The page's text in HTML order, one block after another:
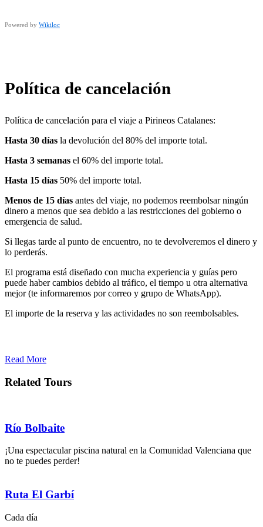
Powered by Wikiloc
Política de cancelación
Política de cancelación para el viaje a Pirineos Catalanes:
Hasta 30 días la devolución del 80% del importe total.
Hasta 3 semanas el 60% del importe total.
Hasta 15 días 50% del importe total.
Menos de 15 días antes del viaje, no podemos reembolsar ningún
dinero a menos que sea debido a las restricciones del gobierno o
emergencia de salud.
Si llegas tarde al punto de encuentro, no te devolveremos el dinero y
lo perderás.
El programa está diseñado con mucha experiencia y guías pero
puede haber cambios debido al tráfico, el tiempo u otra alternativa
mejor (te informaremos por correo y grupo de WhatsApp).
El importe de la reserva y las actividades no son reembolsables.
Read More
Related Tours
Río Bolbaite
¡Una espectacular piscina natural en la Comunidad Valenciana que
no te puedes perder!
Ruta El Garbí
Cada día